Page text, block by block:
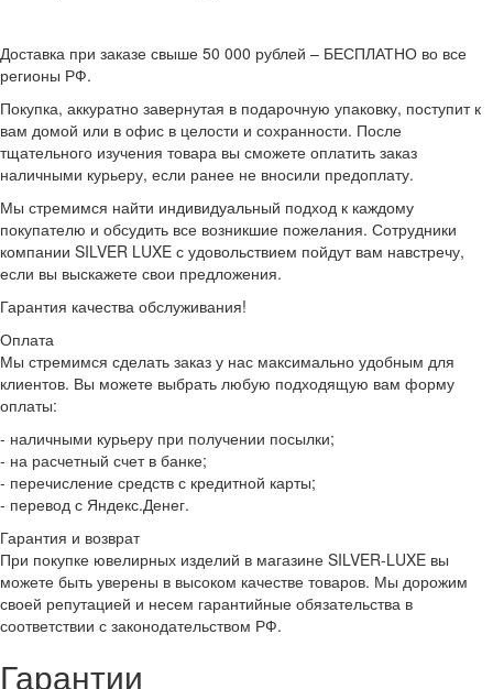
Доставка при заказе свыше 50 000 рублей – БЕСПЛАТНО во все
регионы РФ.
Покупка, аккуратно завернутая в подарочную упаковку, поступит к
вам домой или в офис в целости и сохранности. После
тщательного изучения товара вы сможете оплатить заказ
наличными курьеру, если ранее не вносили предоплату.
Мы стремимся найти индивидуальный подход к каждому
покупателю и обсудить все возникшие пожелания. Сотрудники
компании SILVER LUXE с удовольствием пойдут вам навстречу,
если вы выскажете свои предложения.
Гарантия качества обслуживания!
Оплата
Мы стремимся сделать заказ у нас максимально удобным для
клиентов. Вы можете выбрать любую подходящую вам форму
оплаты:
- наличными курьеру при получении посылки;
- на расчетный счет в банке;
- перечисление средств с кредитной карты;
- перевод с Яндекс.Денег.
Гарантия и возврат
При покупке ювелирных изделий в магазине SILVER-LUXE вы
можете быть уверены в высоком качестве товаров. Мы дорожим
своей репутацией и несем гарантийные обязательства в
соответствии с законодательством РФ.
Гарантии